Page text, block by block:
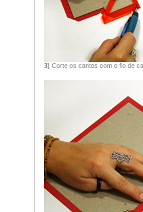
3) Corte os cantos com o fio de